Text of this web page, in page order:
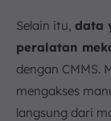
Selain itu, data
peralatan
dengan CMMS.
mengakses
langsung dari